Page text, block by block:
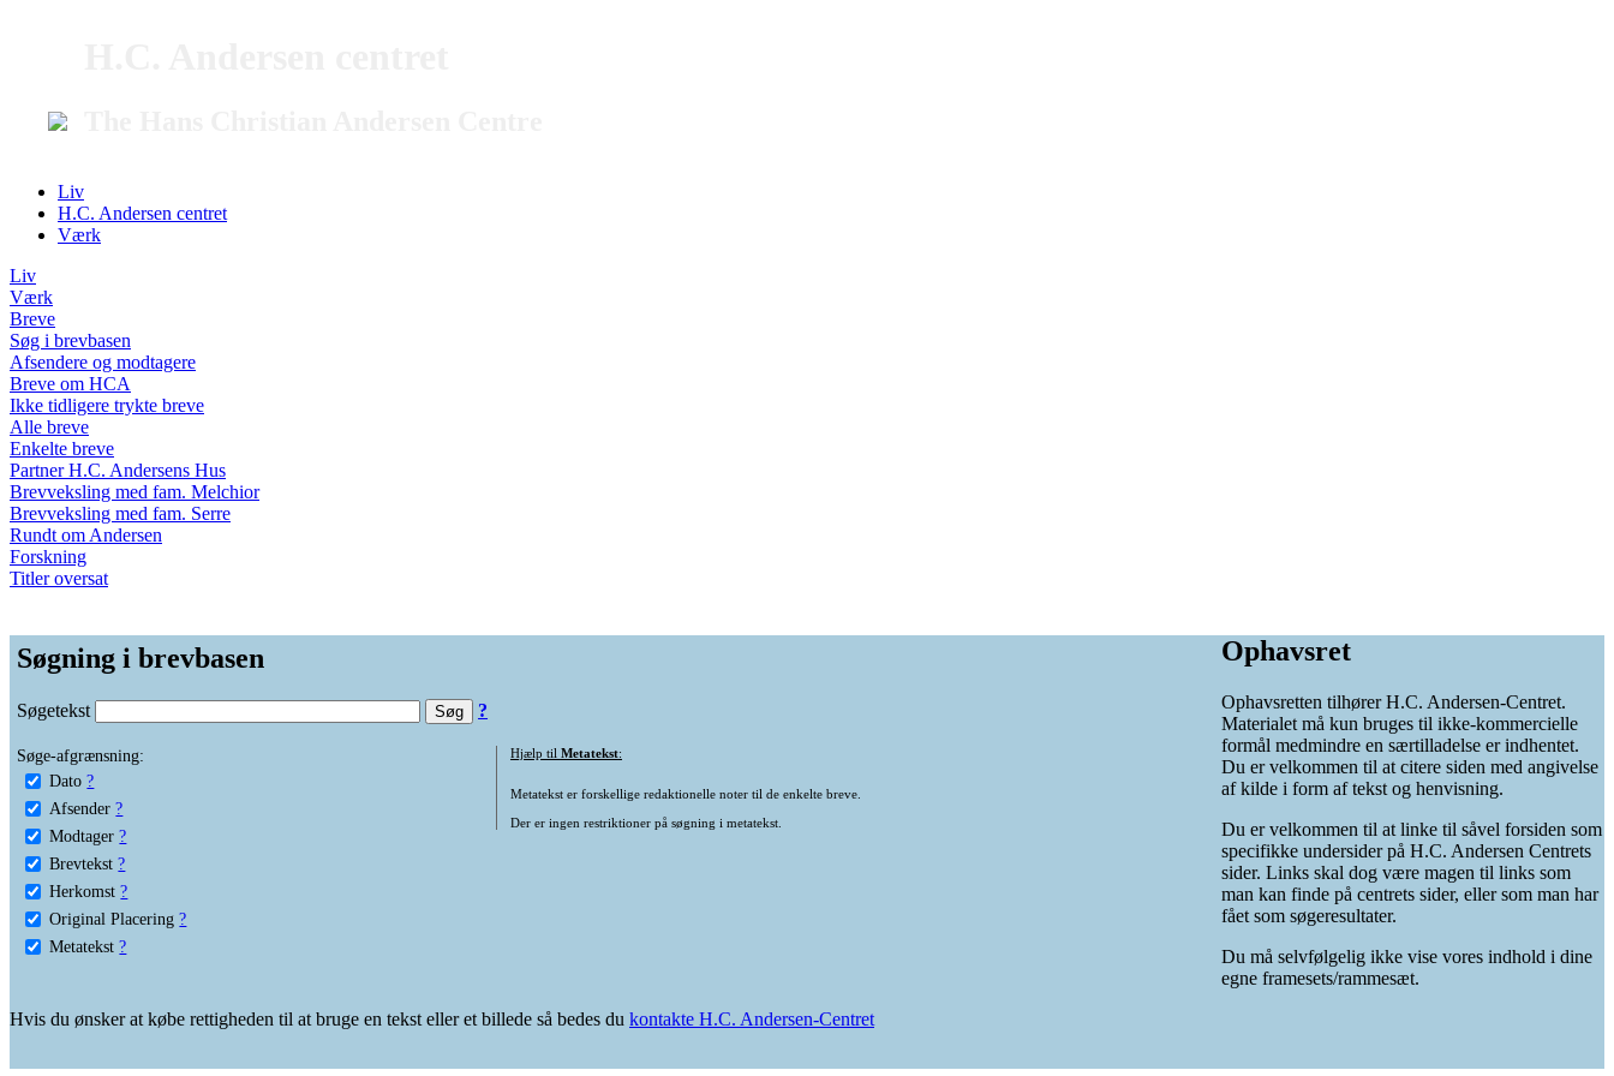
Liv
H.C. Andersen centret
Værk
Liv
Værk
Breve
Søg i brevbasen
Afsendere og modtagere
Breve om HCA
Ikke tidligere trykte breve
Alle breve
Enkelte breve
Partner H.C. Andersens Hus
Brevveksling med fam. Melchior
Brevveksling med fam. Serre
Rundt om Andersen
Forskning
Titler oversat
Søgning i brevbasen
Søgetekst ?
Søge-afgrænsning:
Dato ?
Afsender ?
Modtager ?
Brevtekst ?
Herkomst ?
Original Placering ?
Metatekst ?
Hjælp til Metatekst:
Metatekst er forskellige redaktionelle noter til de enkelte breve.
Der er ingen restriktioner på søgning i metatekst.
Ophavsret
Ophavsretten tilhører H.C. Andersen-Centret.
Materialet må kun bruges til ikke-kommercielle
formål medmindre en særtilladelse er indhentet.
Du er velkommen til at citere siden med angivelse
af kilde i form af tekst og henvisning.
Du er velkommen til at linke til såvel forsiden som
specifikke undersider på H.C. Andersen Centrets
sider. Links skal dog være magen til links som
man kan finde på centrets sider, eller som man har
fået som søgeresultater.
Du må selvfølgelig ikke vise vores indhold i dine
egne framesets/rammesæt.
Hvis du ønsker at købe rettigheden til at bruge en tekst eller et billede så bedes du kontakte H.C. Andersen-Centret